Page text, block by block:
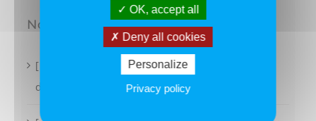
Nos derniers articles
[ Témoignage adhérent ] Guillaume Baudoux,
dirigeant de Order To Cash
OK, accept all
Deny all cookies
Personalize
Privacy policy